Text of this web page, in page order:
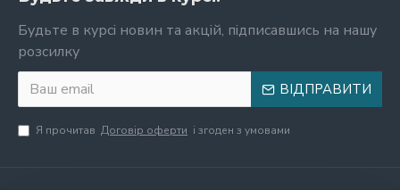
Будьте в курсі новин та акцій, підписавшись на нашу
розсилку
ВІДПРАВИТИ
Я прочитав Договір оферти і згоден з умовами